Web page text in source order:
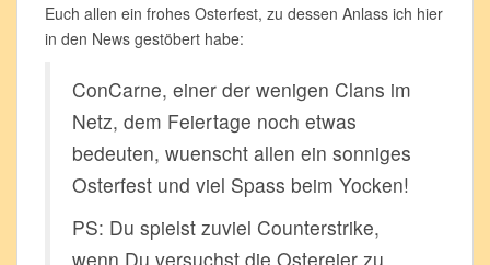
Euch allen ein frohes Osterfest, zu dessen Anlass ich hier
in den News gestöbert habe:
ConCarne, einer der wenigen Clans im
Netz, dem Feiertage noch etwas
bedeuten, wuenscht allen ein sonniges
Osterfest und viel Spass beim Yocken!
PS: Du spielst zuviel Counterstrike,
wenn Du versuchst die Ostereier zu